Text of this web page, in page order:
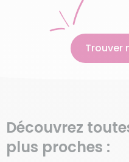
Trouver
Découvrez
plus proches :